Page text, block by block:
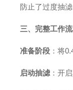
防止了过度抽
三、完整工作
准备阶段 ：将
启动抽滤 ：开